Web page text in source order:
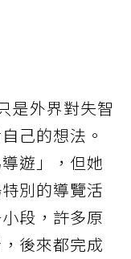
是外界對失智
己的想法。
遊」，但她
別的導覽活
段，許多原
後來都完成